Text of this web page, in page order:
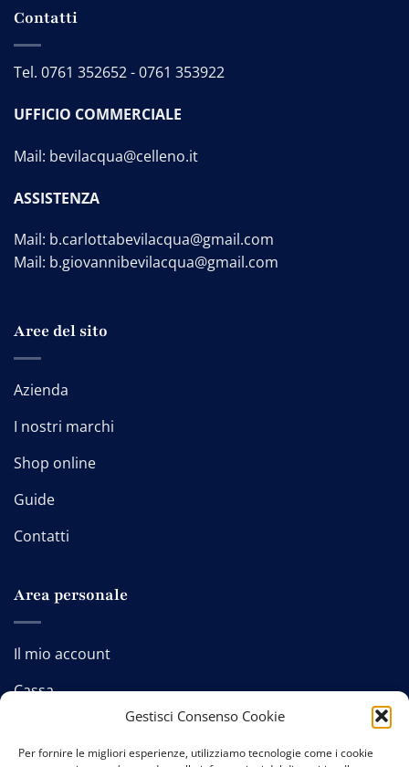
Gestisci Consenso Cookie
Per fornire le migliori esperienze, utilizziamo tecnologie come i cookie
Contatti
Tel. 0761 352652-0761 353922
UFFICIO COMMERCIALE
Mail: bevilacqua@celleno.it
ASSISTENZA
Mail: b.carlottabevilacqua@gmail.com
Mail: b.giovannibevilacqua@gmail.com
Aree del sito
Azienda
I nostri marchi
Shop online
Guide
Contatti
Area personale
Il mio account
Cassa